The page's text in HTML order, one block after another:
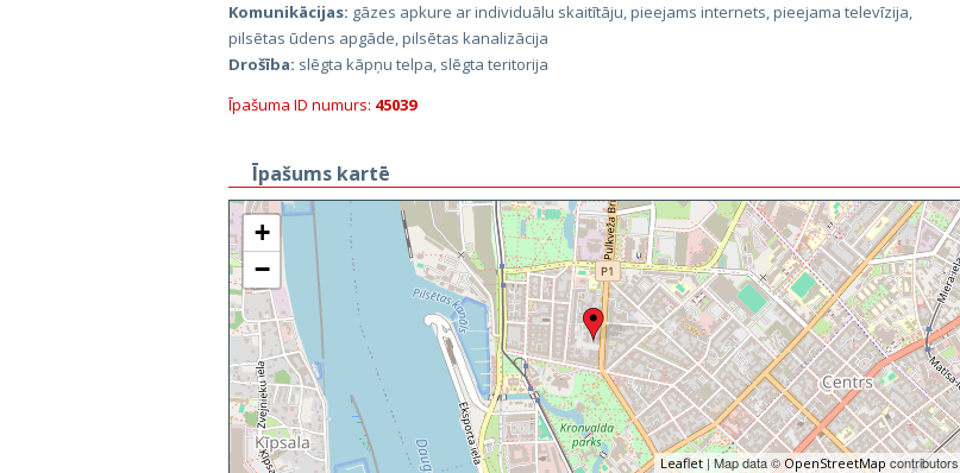
Komunikācijas: gāzes apkure ar individuālu skaitītāju, pieejams internets, pieejama televīzija,
pilsētas ūdens apgāde, pilsētas kanalizācija
Drošība: slēgta kāpņu telpa, slēgta teritorija
Īpašuma ID numurs: 45039
Īpašums kartē
+
−
Leaflet| Map data ©OpenStreetMap contributors